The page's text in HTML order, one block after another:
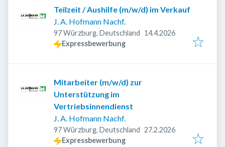
Teilzeit / Aushilfe (m/w/d) im Verkauf
J. A. Hofmann Nachf.
97 Würzburg, Deutschland Veröffentlicht
14.4.2026
Expressbewerbung
Mitarbeiter (m/w/d) zur
Unterstützung im
Vertriebsinnendienst
J. A. Hofmann Nachf.
97 Würzburg, Deutschland Veröffentlicht
27.2.2026
Expressbewerbung